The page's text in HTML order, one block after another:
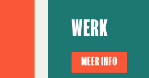
WERK
MEER INFO